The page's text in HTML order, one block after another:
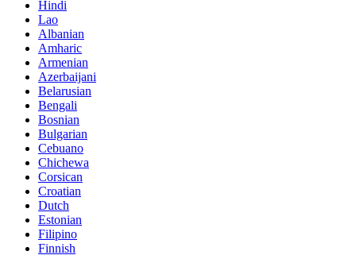
Hindi
Lao
Albanian
Amharic
Armenian
Azerbaijani
Belarusian
Bengali
Bosnian
Bulgarian
Cebuano
Chichewa
Corsican
Croatian
Dutch
Estonian
Filipino
Finnish